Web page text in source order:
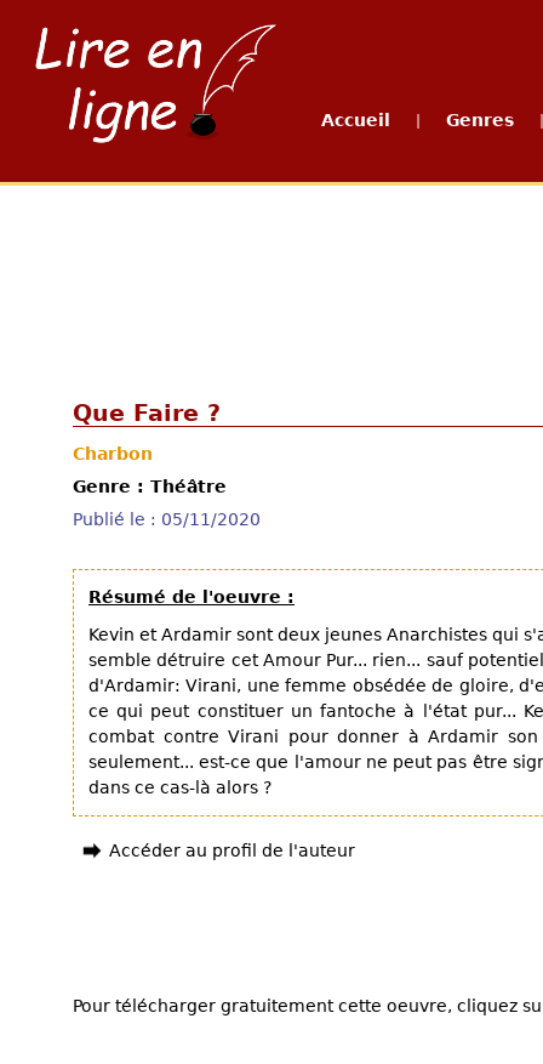
Accueil Genres
Que Faire ?
Charbon
Genre : Théâtre
Publié le : 05/11/2020
Résumé de l'oeuvre :
Kevin et Ardamir sont deux jeunes Anarchistes qui
semble détruire cet Amour Pur... rien... sauf
d'Ardamir: Virani, une femme obsédée de gloire,
ce qui peut constituer un fantoche à l'état pur...
combat contre Virani pour donner à Ardamir
seulement... est-ce que l'amour ne peut pas être
dans ce cas-là alors ?
Accéder au profil de l'auteur
Pour télécharger gratuitement cette oeuvre, cliquez